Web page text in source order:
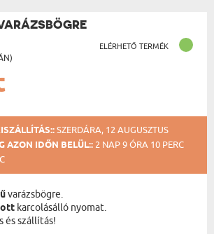
ELÉRHETŐ TERMÉK
SZERDÁRA, 12 AUGUSZTUS
AZON IDŐN BELÜL:: 2 NAP 9 ÓRA 10 PERC
varázsbögre.
karcolásálló nyomat.
és szállítás!